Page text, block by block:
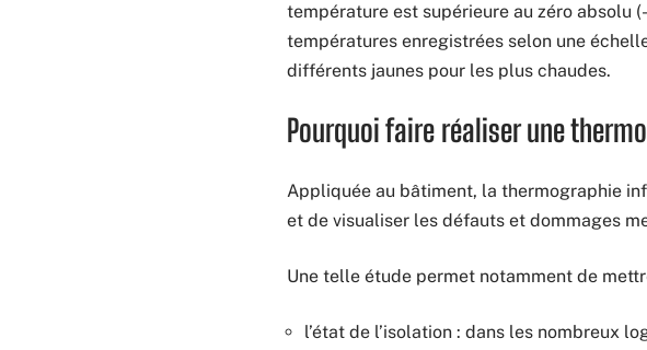
température est supérieure au zéro absolu
températures enregistrées selon une
différents jaunes pour les plus chaudes.
Pourquoi faire réaliser une
Appliquée au bâtiment, la thermographie
et de visualiser les défauts et dommages
Une telle étude permet notamment de
l’état de l’isolation : dans les nombreux